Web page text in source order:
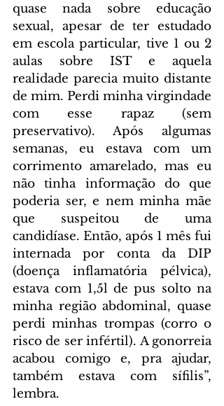
quase nada sobre educação
sexual, apesar de ter estudado
em escola particular, tive 1 ou 2
aulas sobre IST e aquela
realidade parecia muito distante
de mim. Perdi minha virgindade
com esse rapaz (sem
preservativo). Após algumas
semanas, eu estava com um
corrimento amarelado, mas eu
não tinha informação do que
poderia ser, e nem minha mãe
que suspeitou de uma
candidíase. Então, após 1 mês fui
internada por conta da DIP
(doença inflamatória pélvica),
estava com 1,5l de pus solto na
minha região abdominal, quase
perdi minhas trompas (corro o
risco de ser infértil). A gonorreia
acabou comigo e, pra ajudar,
também estava com sífilis”,
lembra.